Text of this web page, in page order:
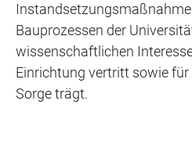
Bauprozessen der
wissenschaftlichen
Einrichtung vertritt sowie
Sorge trägt.